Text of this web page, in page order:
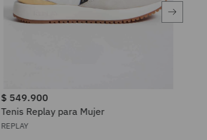
$ 549.900
Tenis Replay para Mujer
REPLAY